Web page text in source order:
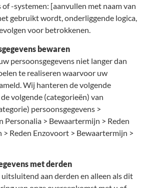
-systemen: [aanvullen met naam van
gebruikt wordt, onderliggende logica,
voor betrokkenen.
bewaren
persoonsgegevens niet langer dan
te realiseren waarvoor uw
Wij hanteren de volgende
volgende (categorieën) van
persoonsgegevens >
Personalia > Bewaartermijn > Reden
Reden Enzovoort > Bewaartermijn >
met derden
aan derden en alleen als dit